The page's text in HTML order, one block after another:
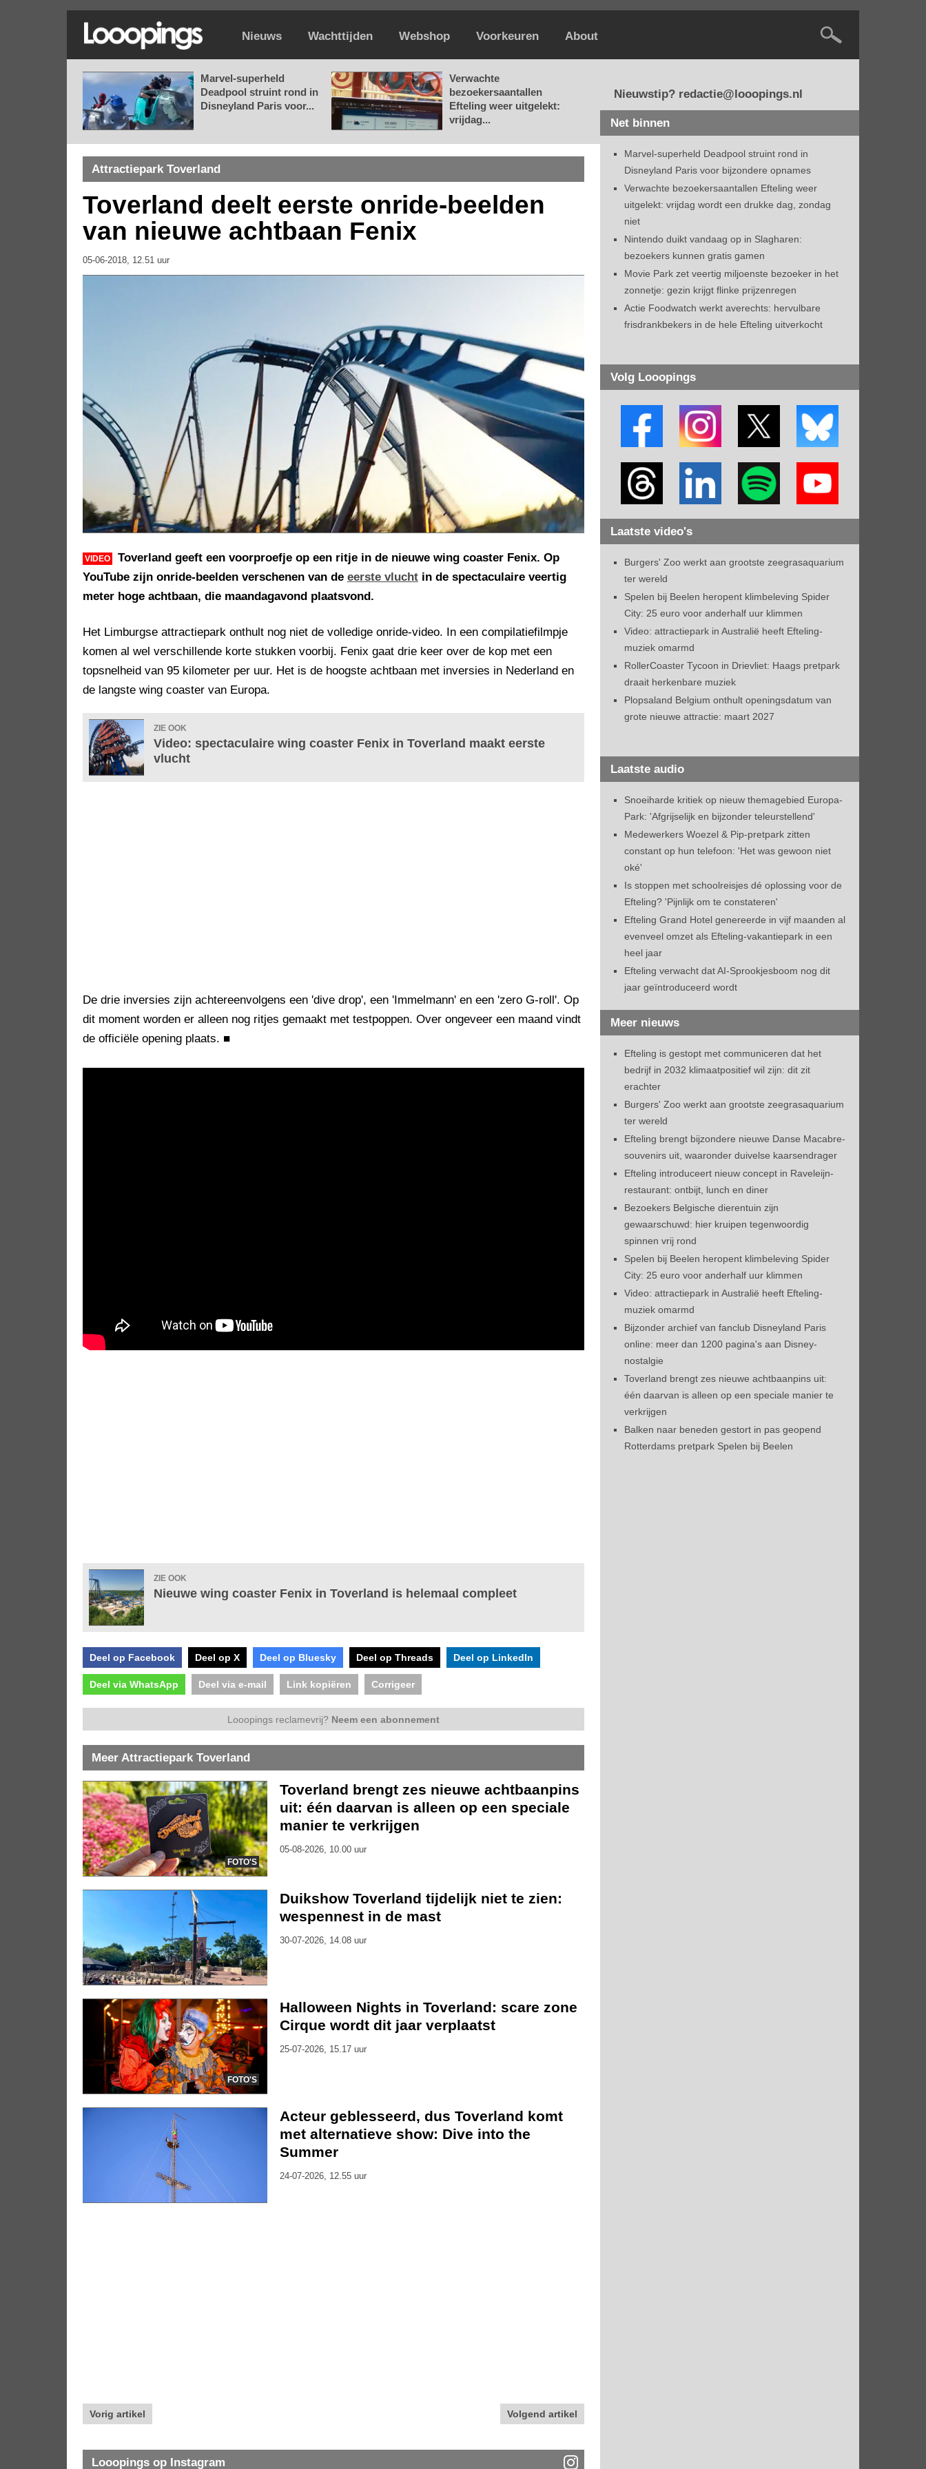
Nieuws Wachttijden Webshop Voorkeuren About
Marvel-superheld
Deadpool struint rond in
Disneyland Paris voor...
Verwachte
bezoekersaantallen
Efteling weer uitgelekt:
vrijdag...
Attractiepark Toverland
Toverland deelt eerste onride-beelden
van nieuwe achtbaan Fenix
05-06-2018, 12.51 uur
VIDEO
Toverland geeft een voorproefje op een ritje in de nieuwe wing coaster Fenix. Op
YouTube zijn onride-beelden verschenen van de eerste vlucht in de spectaculaire veertig
meter hoge achtbaan, die maandagavond plaatsvond.
Het Limburgse attractiepark onthult nog niet de volledige onride-video. In een compilatiefilmpje
komen al wel verschillende korte stukken voorbij. Fenix gaat drie keer over de kop met een
topsnelheid van 95 kilometer per uur. Het is de hoogste achtbaan met inversies in Nederland en
de langste wing coaster van Europa.
ZIE OOK
Video: spectaculaire wing coaster Fenix in Toverland maakt eerste
vlucht
De drie inversies zijn achtereenvolgens een 'dive drop', een 'Immelmann' en een 'zero G-roll'. Op
dit moment worden er alleen nog ritjes gemaakt met testpoppen. Over ongeveer een maand vindt
de officiële opening plaats. ■
ZIE OOK
Nieuwe wing coaster Fenix in Toverland is helemaal compleet
Deel op Facebook Deel op X Deel op Bluesky Deel op Threads Deel op LinkedIn
Deel via WhatsApp Deel via e-mail Link kopiëren Corrigeer
Looopings reclamevrij? Neem een abonnement
Meer Attractiepark Toverland
FOTO'S
Toverland brengt zes nieuwe achtbaanpins
uit: één daarvan is alleen op een speciale
manier te verkrijgen
05-08-2026, 10.00 uur
Duikshow Toverland tijdelijk niet te zien:
wespennest in de mast
30-07-2026, 14.08 uur
FOTO'S
Halloween Nights in Toverland: scare zone
Cirque wordt dit jaar verplaatst
25-07-2026, 15.17 uur
Acteur geblesseerd, dus Toverland komt
met alternatieve show: Dive into the
Summer
24-07-2026, 12.55 uur
Vorig artikel Volgend artikel
Looopings op Instagram
Nieuwstip? redactie@looopings.nl
Net binnen
Marvel-superheld Deadpool struint rond in
Disneyland Paris voor bijzondere opnames
Verwachte bezoekersaantallen Efteling weer
uitgelekt: vrijdag wordt een drukke dag, zondag
niet
Nintendo duikt vandaag op in Slagharen:
bezoekers kunnen gratis gamen
Movie Park zet veertig miljoenste bezoeker in het
zonnetje: gezin krijgt flinke prijzenregen
Actie Foodwatch werkt averechts: hervulbare
frisdrankbekers in de hele Efteling uitverkocht
Volg Looopings
Laatste video's
Burgers' Zoo werkt aan grootste zeegrasaquarium
ter wereld
Spelen bij Beelen heropent klimbeleving Spider
City: 25 euro voor anderhalf uur klimmen
Video: attractiepark in Australië heeft Efteling-
muziek omarmd
RollerCoaster Tycoon in Drievliet: Haags pretpark
draait herkenbare muziek
Plopsaland Belgium onthult openingsdatum van
grote nieuwe attractie: maart 2027
Laatste audio
Snoeiharde kritiek op nieuw themagebied Europa-
Park: 'Afgrijselijk en bijzonder teleurstellend'
Medewerkers Woezel & Pip-pretpark zitten
constant op hun telefoon: 'Het was gewoon niet
oké'
Is stoppen met schoolreisjes dé oplossing voor de
Efteling? 'Pijnlijk om te constateren'
Efteling Grand Hotel genereerde in vijf maanden al
evenveel omzet als Efteling-vakantiepark in een
heel jaar
Efteling verwacht dat AI-Sprookjesboom nog dit
jaar geïntroduceerd wordt
Meer nieuws
Efteling is gestopt met communiceren dat het
bedrijf in 2032 klimaatpositief wil zijn: dit zit
erachter
Burgers' Zoo werkt aan grootste zeegrasaquarium
ter wereld
Efteling brengt bijzondere nieuwe Danse Macabre-
souvenirs uit, waaronder duivelse kaarsendrager
Efteling introduceert nieuw concept in Raveleijn-
restaurant: ontbijt, lunch en diner
Bezoekers Belgische dierentuin zijn
gewaarschuwd: hier kruipen tegenwoordig
spinnen vrij rond
Spelen bij Beelen heropent klimbeleving Spider
City: 25 euro voor anderhalf uur klimmen
Video: attractiepark in Australië heeft Efteling-
muziek omarmd
Bijzonder archief van fanclub Disneyland Paris
online: meer dan 1200 pagina's aan Disney-
nostalgie
Toverland brengt zes nieuwe achtbaanpins uit:
één daarvan is alleen op een speciale manier te
verkrijgen
Balken naar beneden gestort in pas geopend
Rotterdams pretpark Spelen bij Beelen